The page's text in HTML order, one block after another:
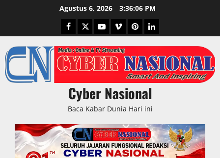
Agustus 6, 2026 3:36:07 PM
Facebook
TwitterYoutubeVimeoPinterestLinkedIn
Cyber Nasional
Baca Kabar Dunia Hari ini